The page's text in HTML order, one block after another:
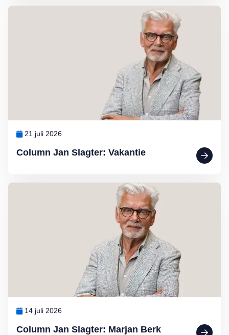
Column Jan Slagter: Vakantie
21 juli 2026
Lees meer over Column Jan Slagter: Vakantie
Column Jan Slagter: Marjan Berk
14 juli 2026
Lees meer over Column Jan Slagter: Marjan Berk